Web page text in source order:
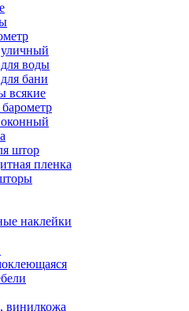
воды
бани
всякие
штор
пленка
наклейки
винилкожа